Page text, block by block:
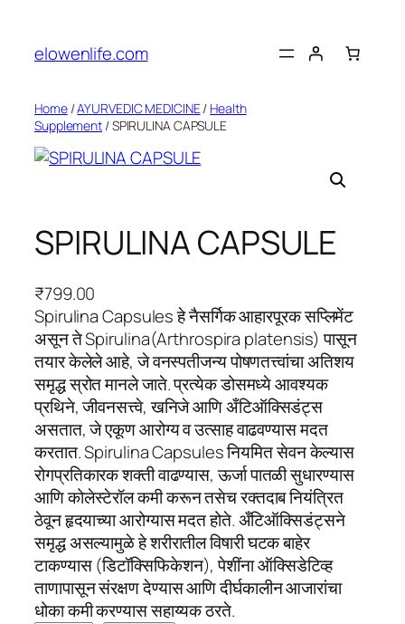
content
elowenlife.com
Home/AYURVEDIC MEDICINE/ Health
Supplement / SPIRULINA CAPSULE
SPIRULINA CAPSULE
₹799.00
Spirulina Capsules हे नैसर्गिक आहारपूरक सप्लिमेंट
असून ते Spirulina(Arthrospira platensis) पासून
तयार केलेले आहे, जे वनस्पतीजन्य पोषणतत्त्वांचा अतिशय
समृद्ध स्रोत मानले जाते. प्रत्येक डोसमध्ये आवश्यक
प्रथिने, जीवनसत्त्वे, खनिजे आणि अँटिऑक्सिडंट्स
असतात, जे एकूण आरोग्य व उत्साह वाढवण्यास मदत
करतात. Spirulina Capsules नियमित सेवन केल्यास
रोगप्रतिकारक शक्ती वाढण्यास, ऊर्जा पातळी सुधारण्यास
आणि कोलेस्टेरॉल कमी करून तसेच रक्तदाब नियंत्रित
ठेवून हृदयाच्या आरोग्यास मदत होते. अँटिऑक्सिडंट्सने
समृद्ध असल्यामुळे हे शरीरातील विषारी घटक बाहेर
टाकण्यास (डिटॉक्सिफिकेशन), पेशींना ऑक्सिडेटिव्ह
ताणापासून संरक्षण देण्यास आणि दीर्घकालीन आजारांचा
धोका कमी करण्यास सहाय्यक ठरते.